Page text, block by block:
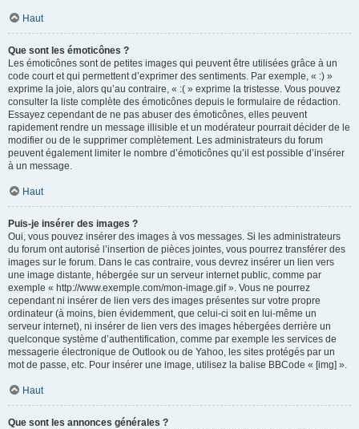
Haut
Que sont les émoticônes ?
Les émoticônes sont de petites images qui peuvent être utilisées grâce à un
code court et qui permettent d’exprimer des sentiments. Par exemple, « :) »
exprime la joie, alors qu’au contraire, « :( » exprime la tristesse. Vous pouvez
consulter la liste complète des émoticônes depuis le formulaire de rédaction.
Essayez cependant de ne pas abuser des émoticônes, elles peuvent
rapidement rendre un message illisible et un modérateur pourrait décider de le
modifier ou de le supprimer complètement. Les administrateurs du forum
peuvent également limiter le nombre d’émoticônes qu’il est possible d’insérer
à un message.
Haut
Puis-je insérer des images ?
Oui, vous pouvez insérer des images à vos messages. Si les administrateurs
du forum ont autorisé l’insertion de pièces jointes, vous pourrez transférer des
images sur le forum. Dans le cas contraire, vous devrez insérer un lien vers
une image distante, hébergée sur un serveur internet public, comme par
exemple « http://www.exemple.com/mon-image.gif ». Vous ne pourrez
cependant ni insérer de lien vers des images présentes sur votre propre
ordinateur (à moins, bien évidemment, que celui-ci soit en lui-même un
serveur internet), ni insérer de lien vers des images hébergées derrière un
quelconque système d’authentification, comme par exemple les services de
messagerie électronique de Outlook ou de Yahoo, les sites protégés par un
mot de passe, etc. Pour insérer une image, utilisez la balise BBCode « [img] ».
Haut
Que sont les annonces générales ?